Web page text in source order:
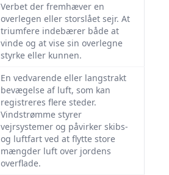
Verbet der fremhæver en
overlegen eller storslået sejr. At
triumfere indebærer både at
vinde og at vise sin overlegne
styrke eller kunnen.
En vedvarende eller langstrakt
bevægelse af luft, som kan
registreres flere steder.
Vindstrømme styrer
vejrsystemer og påvirker skibs-
og luftfart ved at flytte store
mængder luft over jordens
overflade.